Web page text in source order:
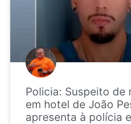
Policia: Suspeito de
em hotel de João
apresenta à polícia